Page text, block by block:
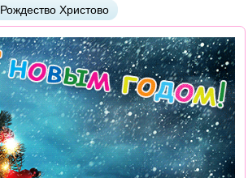
Рождество Христово